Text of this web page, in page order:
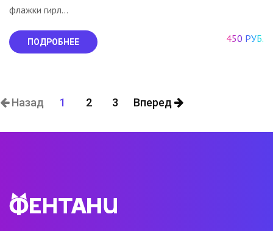
флажки гирл...
ПОДРОБНЕЕ 450 РУБ.
Назад 1 2 3 Вперед